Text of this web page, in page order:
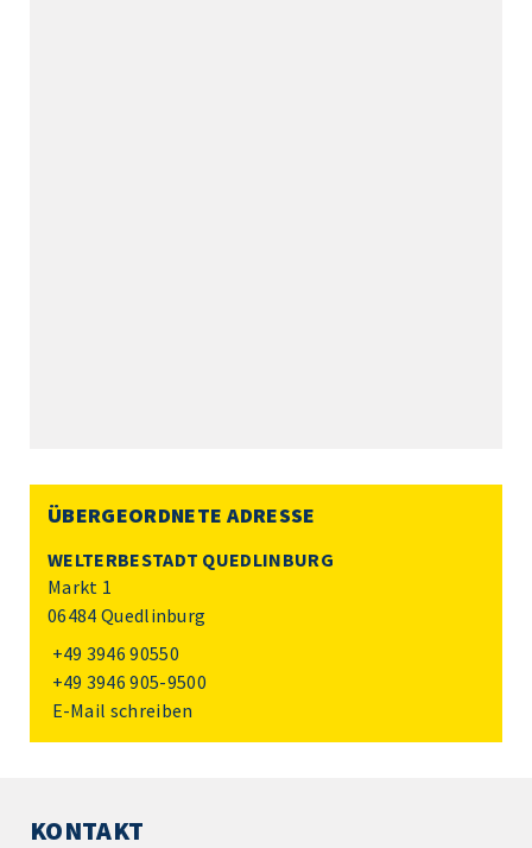
ÜBERGEORDNETE ADRESSE
WELTERBESTADT QUEDLINBURG
Markt 1
06484 Quedlinburg
+49 3946 90550
+49 3946 905-9500
E-Mail schreiben
KONTAKT